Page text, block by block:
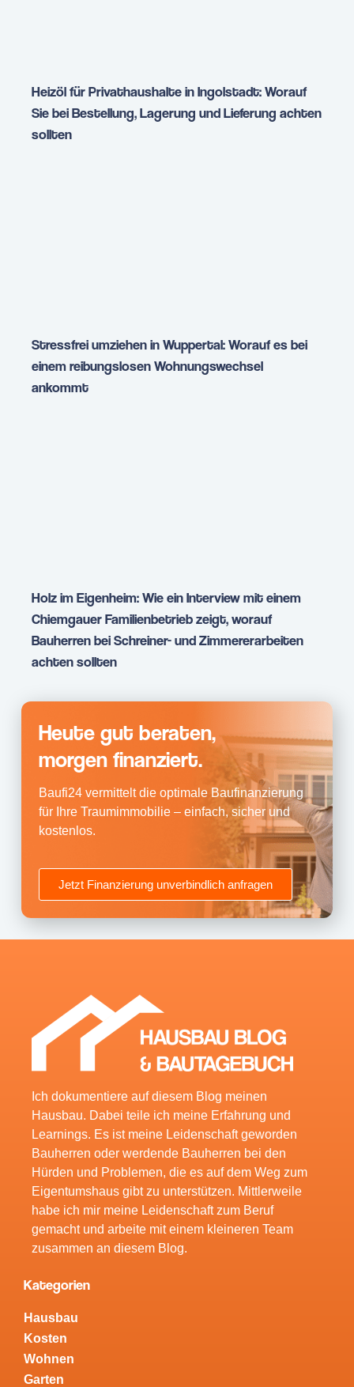
Heizöl für Privathaushalte in Ingolstadt: Worauf
Sie bei Bestellung, Lagerung und Lieferung achten
sollten
Stressfrei umziehen in Wuppertal: Worauf es bei
einem reibungslosen Wohnungswechsel
ankommt
Holz im Eigenheim: Wie ein Interview mit einem
Chiemgauer Familienbetrieb zeigt, worauf
Bauherren bei Schreiner- und Zimmererarbeiten
achten sollten
Heute gut beraten,
morgen finanziert.
Baufi24 vermittelt die optimale Baufinanzierung
für Ihre Traumimmobilie – einfach, sicher und
kostenlos.
Jetzt Finanzierung unverbindlich anfragen
Ich dokumentiere auf diesem Blog meinen
Hausbau. Dabei teile ich meine Erfahrung und
Learnings. Es ist meine Leidenschaft geworden
Bauherren oder werdende Bauherren bei den
Hürden und Problemen, die es auf dem Weg zum
Eigentumshaus gibt zu unterstützen. Mittlerweile
habe ich mir meine Leidenschaft zum Beruf
gemacht und arbeite mit einem kleineren Team
zusammen an diesem Blog.
Kategorien
Hausbau
Kosten
Wohnen
Garten